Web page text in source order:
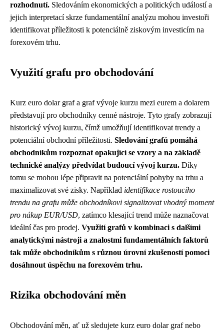
rozhodnutí. Sledováním ekonomických a politických událostí a
jejich interpretací skrze fundamentální analýzu mohou investoři
identifikovat příležitosti k potenciálně ziskovým investicím na
forexovém trhu.
Využití grafu pro obchodování
Kurz euro dolar graf a graf vývoje kurzu mezi eurem a dolarem
představují pro obchodníky cenné nástroje. Tyto grafy zobrazují
historický vývoj kurzu, čímž umožňují identifikovat trendy a
potenciální obchodní příležitosti. Sledování grafů pomáhá
obchodníkům rozpoznat opakující se vzory a na základě
technické analýzy předvídat budoucí vývoj kurzu. Díky
tomu se mohou lépe připravit na potenciální pohyby na trhu a
maximalizovat své zisky. Například identifikace rostoucího
trendu na grafu může obchodníkovi signalizovat vhodný moment
pro nákup EUR/USD, zatímco klesající trend může naznačovat
ideální čas pro prodej. Využití grafů v kombinaci s dalšími
analytickými nástroji a znalostmi fundamentálních faktorů
tak může obchodníkům s různou úrovní zkušeností pomoci
dosáhnout úspěchu na forexovém trhu.
Rizika obchodování měn
Obchodování měn, ať už sledujete kurz euro dolar graf nebo